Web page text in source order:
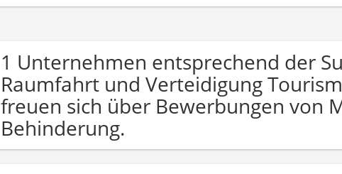
1 Unternehmen entsprechend der
Raumfahrt und Verteidigung
freuen sich über Bewerbungen von
Behinderung.